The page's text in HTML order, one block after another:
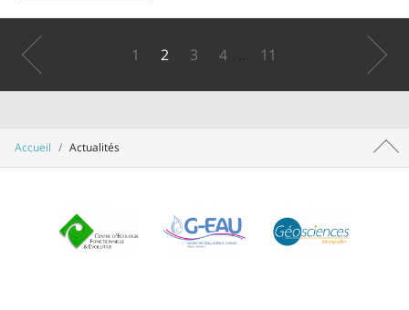
Précédent 1 2 3 4 11 Suivant
Accueil Actualités